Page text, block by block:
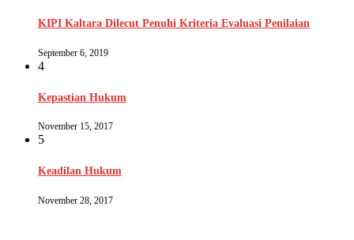
KIPI Kaltara Dilecut Penuhi Kriteria Evaluasi Penilaian
September 6, 2019
4
Kepastian Hukum
November 15, 2017
5
Keadilan Hukum
November 28, 2017